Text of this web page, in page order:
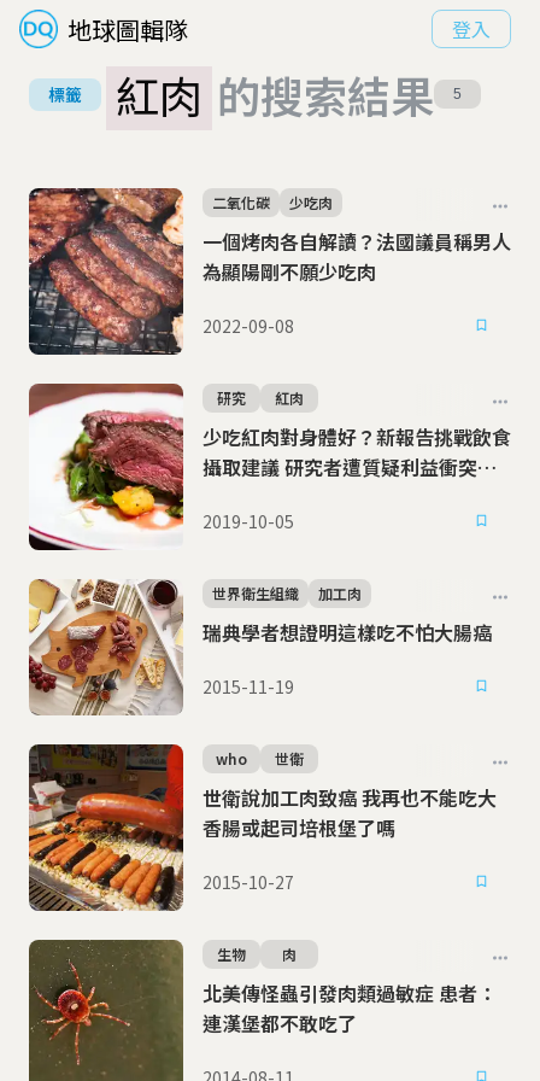
地球圖輯隊 登入
標籤 紅肉 的搜索結果 5
一個烤肉各自解讀？法國議員稱男人
為顯陽剛不願少吃肉
二氧化碳 少吃肉
2022-09-08
少吃紅肉對身體好？新報告挑戰飲食
攝取建議 研究者遭質疑利益衝突
研究 紅肉
2019-10-05
瑞典學者想證明這樣吃不怕大腸癌
世界衛生組織 加工肉
2015-11-19
世衛說加工肉致癌 我再也不能吃大
香腸或起司培根堡了嗎
who 世衛
2015-10-27
北美傳怪蟲引發肉類過敏症 患者：
連漢堡都不敢吃了
生物 肉